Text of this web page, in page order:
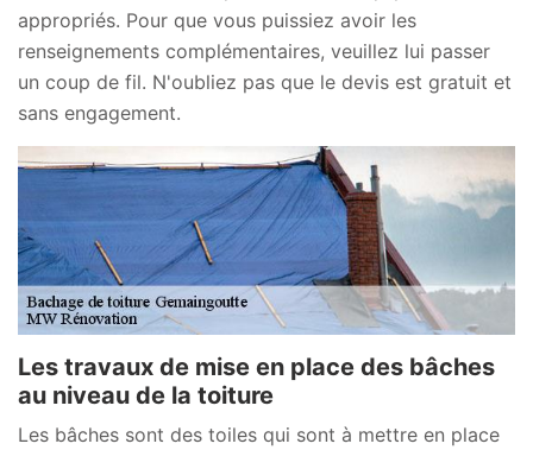
appropriés. Pour que vous puissiez avoir les
renseignements complémentaires, veuillez lui passer
un coup de fil. N'oubliez pas que le devis est gratuit et
sans engagement.
Les travaux de mise en place des bâches
au niveau de la toiture
Les bâches sont des toiles qui sont à mettre en place